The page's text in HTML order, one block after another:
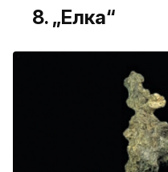
8. „Елка“